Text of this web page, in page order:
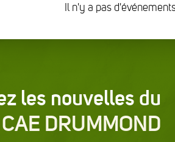
Il n'y a pas
les nouvelles du
CAE DRUMMOND